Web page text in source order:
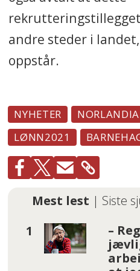
andre steder i
oppstår.
NYHETER NORLANDIA
LØNN2021
Mest lest | Siste
–